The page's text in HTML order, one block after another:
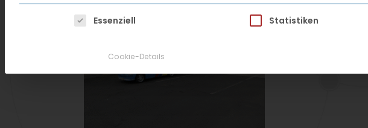
Es folgt eine Liste der Service-Gruppen, für die eine
Essenziell Statistiken
Cookie-Details